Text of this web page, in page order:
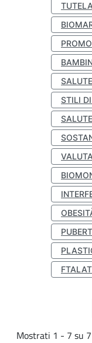
STILI
Mostrati 1 - 7 su